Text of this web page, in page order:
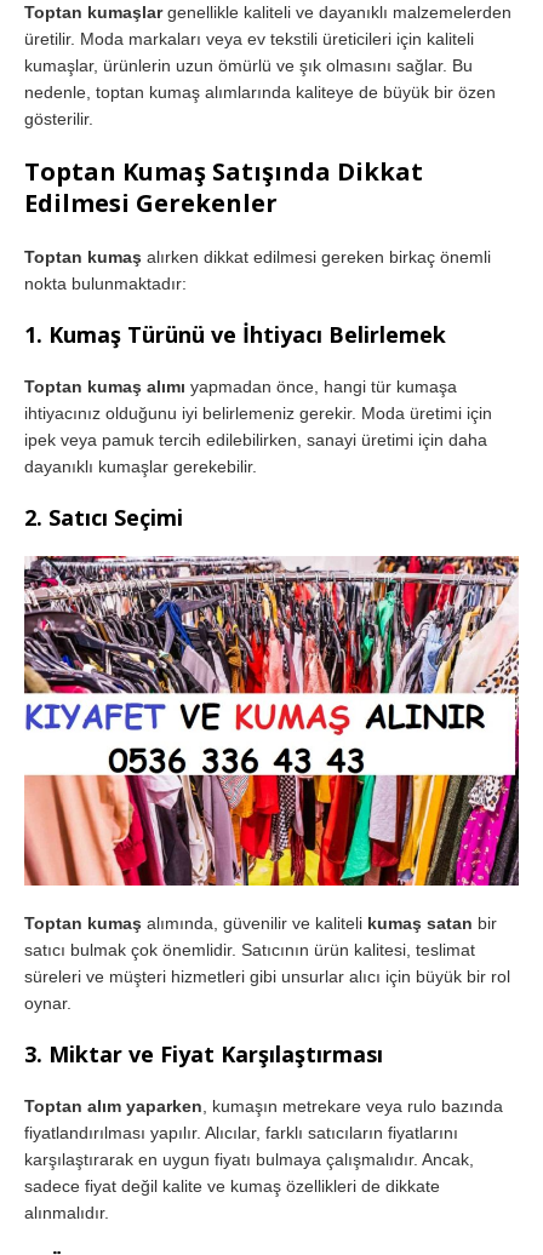
Toptan kumaşlargenellikle kaliteli ve dayanıklı malzemelerden
üretilir. Moda markaları veya ev tekstili üreticileri için kaliteli
kumaşlar, ürünlerin uzun ömürlü ve şık olmasını sağlar. Bu
nedenle, toptan kumaş alımlarında kaliteye de büyük bir özen
gösterilir.
Toptan Kumaş Satışında Dikkat
Edilmesi Gerekenler
Toptan kumaş alırken dikkat edilmesi gereken birkaç önemli
nokta bulunmaktadır:
1. Kumaş Türünü ve İhtiyacı Belirlemek
Toptan kumaş alımı yapmadan önce, hangi tür kumaşa
ihtiyacınız olduğunu iyi belirlemeniz gerekir. Moda üretimi için
ipek veya pamuk tercih edilebilirken, sanayi üretimi için daha
dayanıklı kumaşlar gerekebilir.
2. Satıcı Seçimi
Toptan kumaş alımında, güvenilir ve kaliteli kumaş satan bir
satıcı bulmak çok önemlidir. Satıcının ürün kalitesi, teslimat
süreleri ve müşteri hizmetleri gibi unsurlar alıcı için büyük bir rol
oynar.
3. Miktar ve Fiyat Karşılaştırması
Toptan alım yaparken , kumaşın metrekare veya rulo bazında
fiyatlandırılması yapılır. Alıcılar, farklı satıcıların fiyatlarını
karşılaştırarak en uygun fiyatı bulmaya çalışmalıdır. Ancak,
sadece fiyat değil kalite ve kumaş özellikleri de dikkate
alınmalıdır.